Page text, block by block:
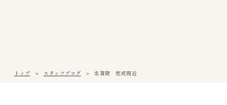
トップ スタッフブログ 北斎院 完成間近